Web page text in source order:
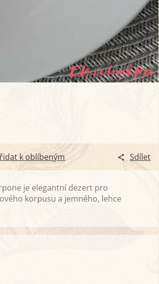
k oblíbeným Sdílet
je elegantní dezert pro
korpusu a jemného, lehce